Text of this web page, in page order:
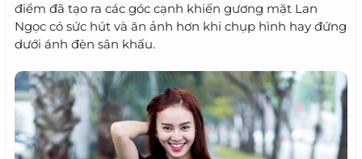
điểm đã tạo ra các góc cạnh khiến gương mặt Lan
Ngọc có sức hút và ăn ảnh hơn khi chụp hình hay đứng
dưới ánh đèn sân khấu.